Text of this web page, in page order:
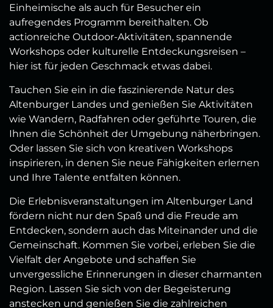
Einheimische als auch für Besucher ein
aufregendes Programm bereithalten. Ob
actionreiche Outdoor-Aktivitäten, spannende
Workshops oder kulturelle Entdeckungsreisen –
hier ist für jeden Geschmack etwas dabei.
Tauchen Sie ein in die faszinierende Natur des
Altenburger Landes und genießen Sie Aktivitäten
wie Wandern, Radfahren oder geführte Touren, die
Ihnen die Schönheit der Umgebung näherbringen.
Oder lassen Sie sich von kreativen Workshops
inspirieren, in denen Sie neue Fähigkeiten erlernen
und Ihre Talente entfalten können.
Die Erlebnisveranstaltungen im Altenburger Land
fördern nicht nur den Spaß und die Freude am
Entdecken, sondern auch das Miteinander und die
Gemeinschaft. Kommen Sie vorbei, erleben Sie die
Vielfalt der Angebote und schaffen Sie
unvergessliche Erinnerungen in dieser charmanten
Region. Lassen Sie sich von der Begeisterung
anstecken und genießen Sie die zahlreichen